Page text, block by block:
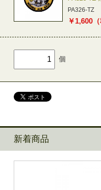
PA326-TZ
￥1,600
個
新着商品